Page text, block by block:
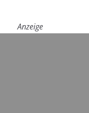
Anzeige